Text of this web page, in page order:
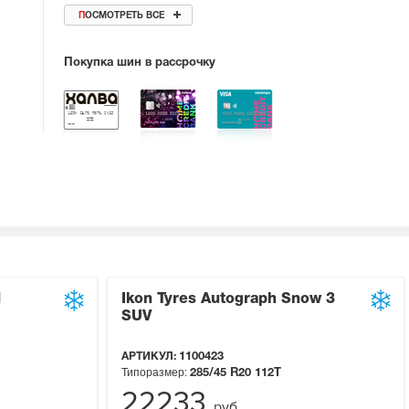
ПОСМОТРЕТЬ ВСЕ
Покупка шин в рассрочку
Ikon Tyres Autograph Snow 3
SUV
АРТИКУЛ: 1100423
Типоразмер: 285/45 R20 112T